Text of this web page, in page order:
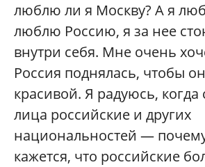
люблю ли я Москву? А я
люблю Россию, я за нее
внутри себя. Мне очень
Россия поднялась, чтобы
красивой. Я радуюсь,
лица российские и других
национальностей —
кажется, что российские